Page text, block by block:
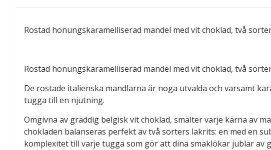
Rostad honungskaramelliserad mandel med vit choklad, två
Rostad honungskaramelliserad mandel med vit choklad, två
De rostade italienska mandlarna är noga utvalda och varsamt
tugga till en njutning.
Omgivna av gräddig belgisk vit choklad, smälter varje kärna av
chokladen balanseras perfekt av två sorters lakrits: en med en
komplexitet till varje tugga som gör att dina smaklökar jublar av